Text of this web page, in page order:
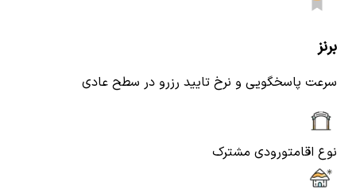
برنز
سرعت پاسخگویی و نرخ تایید رزرو در سطح عادی
نوع اقامتورودی مشترک